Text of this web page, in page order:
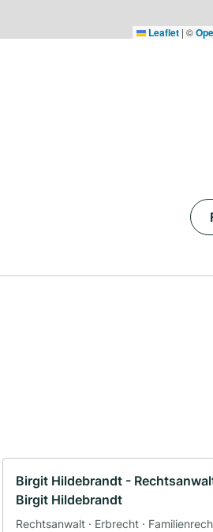
Leaflet | ©
Birgit Hildebrandt -
Birgit Hildebrandt
Rechtsanwalt · Erbrecht ·